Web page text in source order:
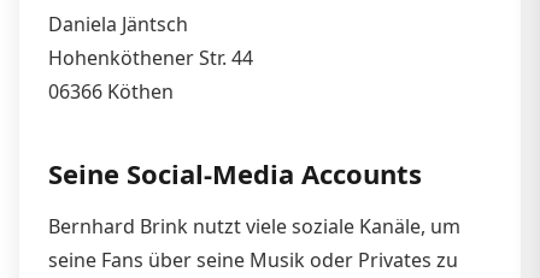
Daniela Jäntsch
Hohenköthener Str. 44
06366 Köthen
Seine Social-Media Accounts
Bernhard Brink nutzt viele soziale Kanäle, um
seine Fans über seine Musik oder Privates zu